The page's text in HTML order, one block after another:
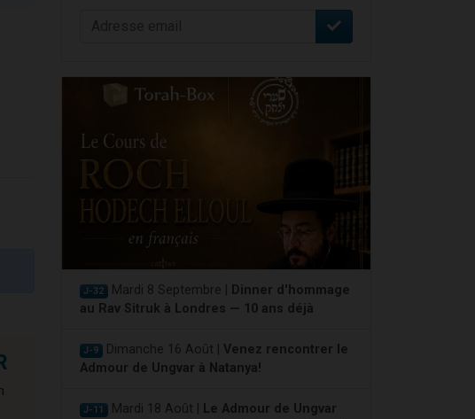
J-32 Mardi 8 Septembre |
Dinner d'hommage
au Rav Sitruk à Londres — 10 ans déjà
J-9 Dimanche 16 Août | Venez rencontrer le
Admour de Ungvar à Natanya!
J-11 Mardi 18 Août |
Le Admour de Ungvar